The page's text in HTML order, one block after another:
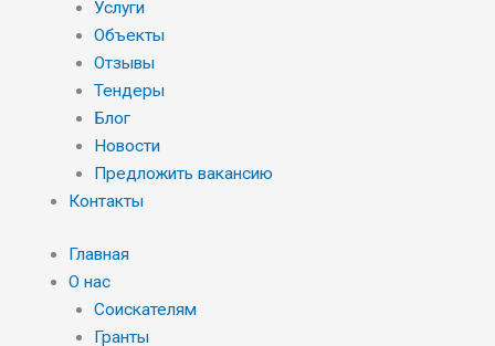
Услуги
Объекты
Отзывы
Тендеры
Блог
Новости
Предложить вакансию
Контакты
Главная
О нас
Соискателям
Гранты